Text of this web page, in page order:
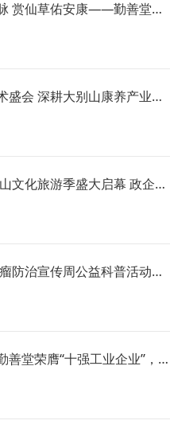
敬双圣传文脉 赏仙草佑安康——勤善堂圣人山灵芝双圣礼敬仪式圆满举办！
借力权威学术盛会 深耕大别山康养产业｜勤善堂参与第七届国际中医治未病学术大会！
2026仙草霍山文化旅游季盛大启幕 政企携手共绘文旅振兴新蓝图
2026全国肿瘤防治宣传周公益科普活动启幕！名医科普+中医养生来袭！
双誉加冕！勤善堂荣膺“十强工业企业”，卞开勤董事长荣获“突出贡献企业家”！